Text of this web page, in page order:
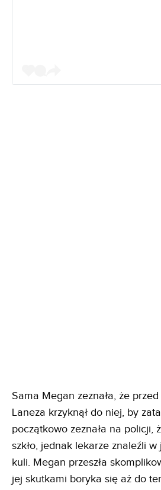
Sama Megan zeznała, że
Laneza krzyknął do niej, by
początkowo zeznała na policji,
szkło, jednak lekarze znaleźli
kuli. Megan przeszła
jej skutkami boryka się aż do